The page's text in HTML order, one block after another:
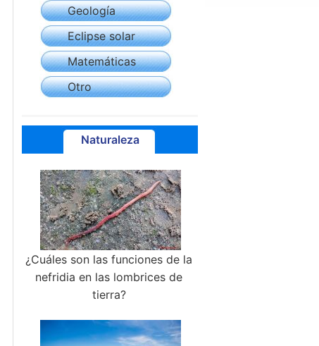
Geología
Eclipse solar
Matemáticas
Otro
Naturaleza
¿Cuáles son las funciones de la
nefridia en las lombrices de
tierra?